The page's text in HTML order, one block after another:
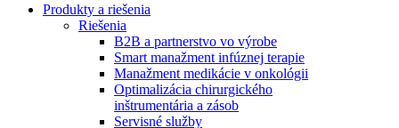
Produktový katalóg​
Objavte naše produkty. ​Navštívte produktový katalóg B.
Braun​ s našim kompletným produktovým portfóliom.​
Zostaňte v dialógu s B. Braun. Kontaktujte nás.
Produkty a riešenia
Riešenia
B2B a partnerstvo vo výrobe
Smart manažment infúznej terapie
Manažment medikácie v onkológii
Optimalizácia chirurgického
inštrumentária a zásob
Servisné služby